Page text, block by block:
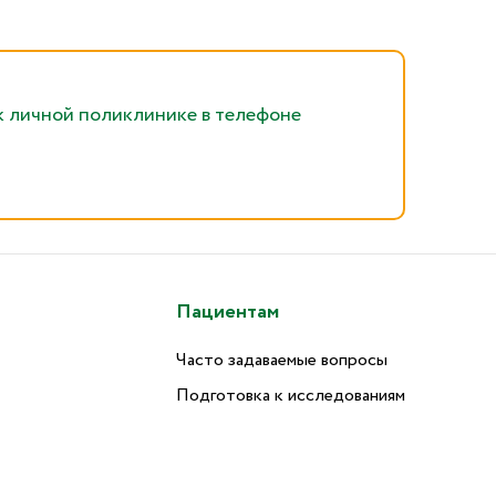
поликлинике в телефоне
Пациентам
Часто задаваемые вопросы
Подготовка к исследованиям